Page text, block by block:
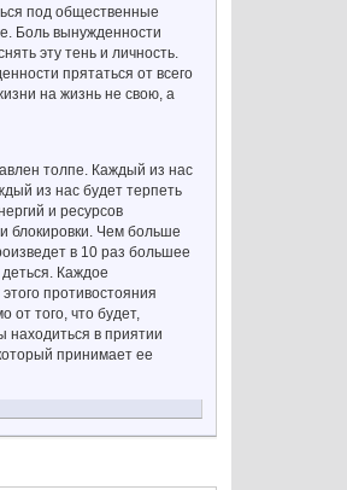
под общественные
Боль вынужденности
эту тень и личность.
прятаться от всего
на жизнь не свою, а
толпе. Каждый из нас
из нас будет терпеть
и ресурсов
блокировки. Чем больше
в 10 раз большее
Каждое
противостояния
от того, что будет,
находиться в приятии
принимает ее